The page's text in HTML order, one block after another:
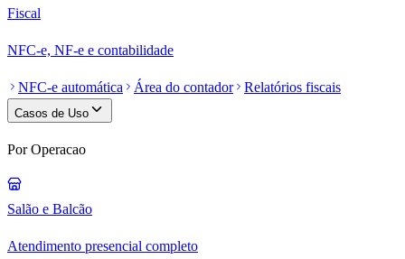
Fiscal
NFC-e, NF-e e contabilidade
NFC-e automática Área do contador Relatórios fiscais
Casos de Uso
Por Operacao
Salão e Balcão
Atendimento presencial completo